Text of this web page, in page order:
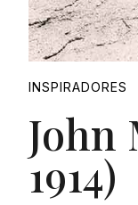
INSPIRADORES
John
1914)